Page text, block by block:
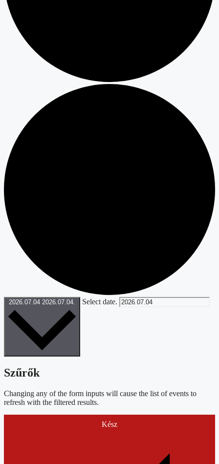
2026.07.04 2026.07.04. Select date.
Szűrők
Changing any of the form inputs will cause the list of events to
refresh with the filtered results.
Kész